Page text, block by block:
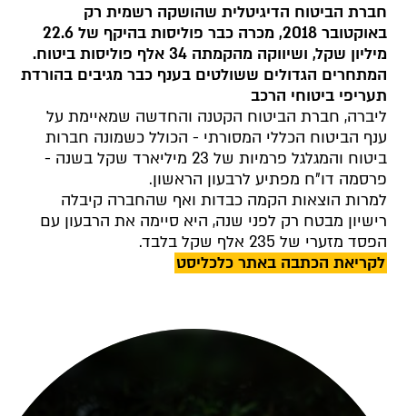
חברת הביטוח הדיגיטלית שהושקה רשמית רק
באוקטובר 2018, מכרה כבר פוליסות בהיקף של 22.6
מיליון שקל, ושיווקה מהקמתה 34 אלף פוליסות ביטוח.
המתחרים הגדולים ששולטים בענף כבר מגיבים בהורדת
תעריפי ביטוחי הרכב
ליברה, חברת הביטוח הקטנה והחדשה שמאיימת על
ענף הביטוח הכללי המסורתי - הכולל כשמונה חברות
ביטוח והמגלגל פרמיות של 23 מיליארד שקל בשנה -
פרסמה דו"ח מפתיע לרבעון הראשון.
למרות הוצאות הקמה כבדות ואף שהחברה קיבלה
רישיון מבטח רק לפני שנה, היא סיימה את הרבעון עם
הפסד מזערי של 235 אלף שקל בלבד.
לקריאת הכתבה באתר כלכליסט